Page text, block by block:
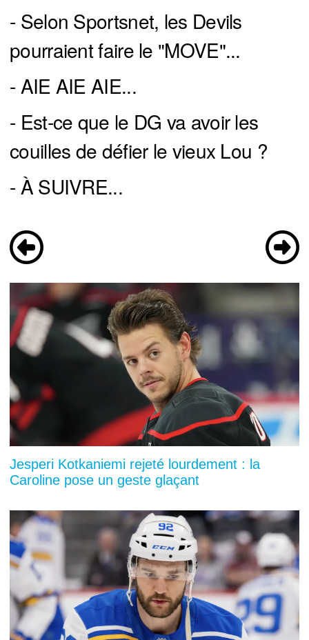
- Selon Sportsnet, les Devils
pourraient faire le "MOVE"...
- AIE AIE AIE...
- Est-ce que le DG va avoir les
couilles de défier le vieux Lou ?
- À SUIVRE...
Jesperi Kotkaniemi rejeté lourdement : la
Caroline pose un geste glaçant